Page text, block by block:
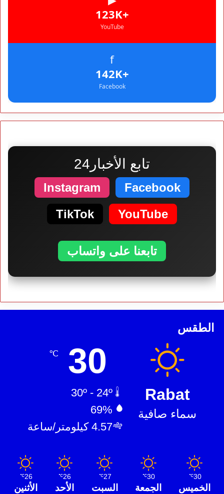
+123K
YouTube
f
+142K
Facebook
تابع الأخبار24
Facebook
Instagram
YouTube
TikTok
تابعنا على واتساب
الطقس
Rabat
سماء صافية
30
℃
69%
4.57 كيلومتر/ساعة
30
℃
الخميس
30
℃
الجمعة
27
℃
السبت
26
℃
الأحد
26
℃
الأثنين